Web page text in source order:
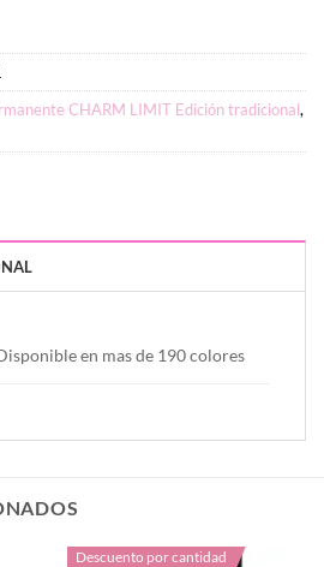
CHARM LIMIT Edición tradicional,
g
× 4 × 7 cmen mas de 190 colores
Descuento por cantidad